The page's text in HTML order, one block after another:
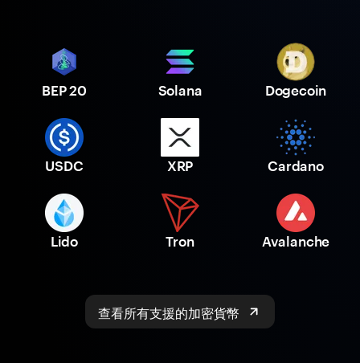
BEP 20 Solana Dogecoin
USDC XRP Cardano
Lido Tron Avalanche
查看所有支援的加密貨幣